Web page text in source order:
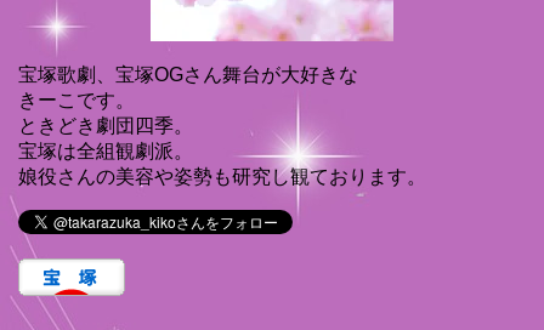
宝塚歌劇、宝塚OGさん舞台が大好きな
きーこです。
ときどき劇団四季。
宝塚は全組観劇派。
娘役さんの美容や姿勢も研究し観ております。